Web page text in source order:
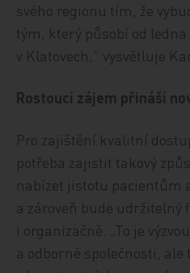
svého regionu tím, že
tým, který působí od
v Klatovech,“ vysvětluje
Rostoucí zájem přináší
Pro zajištění kvalitní
potřeba zajistit takový
nabízet jistotu pacientům
a zároveň bude udržitelný
i organizačně. „To je
a odborné společnosti,